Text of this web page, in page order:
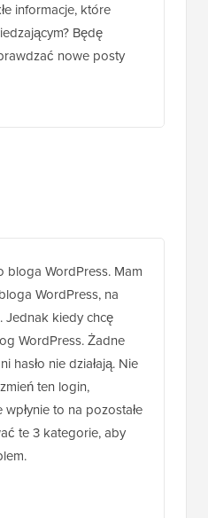
Twojej strony,
że naprawdę
informacje, które
nowe posty
WordPress. Mam
WordPress, na
Jednak kiedy chcę
WordPress. Żadne
hasło nie działają. Nie
ten login,
to na pozostałe